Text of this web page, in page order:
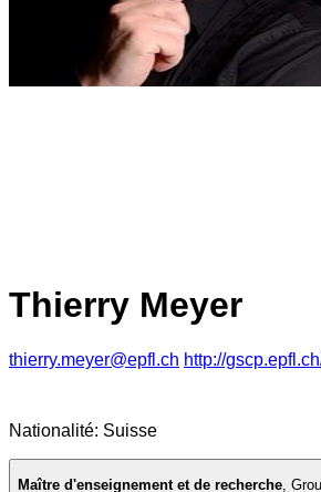
Thierry Meyer
thierry.meyer@epfl.ch http://
Nationalité: Suisse
Maître d'enseignement et de recherche,